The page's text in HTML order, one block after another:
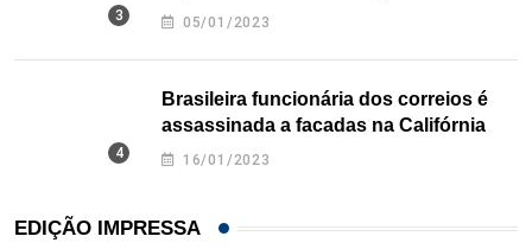
Texas
05/01/2023
Brasileira funcionária dos correios é
assassinada a facadas na Califórnia
16/01/2023
EDIÇÃO IMPRESSA